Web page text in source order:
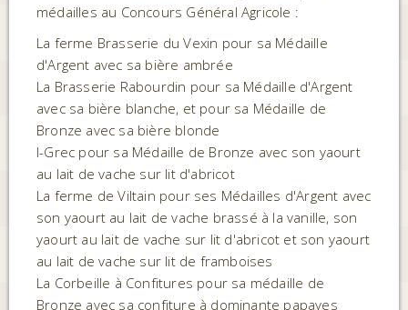
médailles au Concours Général Agricole :
La ferme Brasserie du Vexin pour sa Médaille
d'Argent avec sa bière ambrée
La Brasserie Rabourdin pour sa Médaille d'Argent
avec sa bière blanche, et pour sa Médaille de
Bronze avec sa bière blonde
I-Grec pour sa Médaille de Bronze avec son yaourt
au lait de vache sur lit d'abricot
La ferme de Viltain pour ses Médailles d'Argent avec
son yaourt au lait de vache brassé à la vanille, son
yaourt au lait de vache sur lit d'abricot et son yaourt
au lait de vache sur lit de framboises
La Corbeille à Confitures pour sa médaille de
Bronze avec sa confiture à dominante papayes